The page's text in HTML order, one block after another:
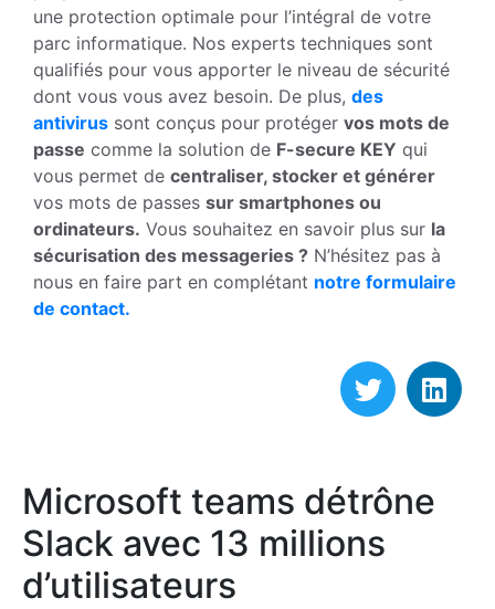
une protection optimale pour l’intégral de votre
parc informatique. Nos experts techniques sont
qualifiés pour vous apporter le niveau de sécurité
dont vous vous avez besoin. De plus, des
antivirus sont conçus pour protéger vos mots de
passe comme la solution de F-secure KEY qui
vous permet de centraliser, stocker et générer
vos mots de passes sur smartphones ou
ordinateurs. Vous souhaitez en savoir plus sur la
sécurisation des messageries ? N’hésitez pas à
nous en faire part en complétant notre formulaire
de contact.
Microsoft teams détrône
Slack avec 13 millions
d’utilisateurs